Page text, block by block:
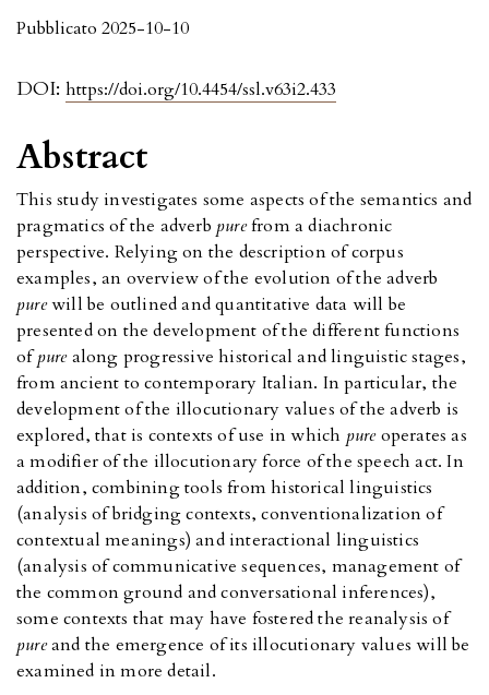
DOI: https://doi.org/10.4454/ssl.v63i2.433
Pubblicato 2025-10-10
Abstract
This study investigates some aspects of the semantics and
pragmatics of the adverb purefrom a diachronic
perspective. Relying on the description of corpus
examples, an overview of the evolution of the adverb
purewill be outlined and quantitative data will be
presented on the development of the different functions
ofpurealong progressive historical and linguistic stages,
from ancient to contemporary Italian. In particular, the
development of the illocutionary values of the adverb is
explored, that is contexts of use in which pureoperates as
a modifier of the illocutionary force of the speech act. In
addition, combining tools from historical linguistics
(analysis of bridging contexts, conventionalization of
contextual meanings) and interactional linguistics
(analysis of communicative sequences, management of
the common ground and conversational inferences),
some contexts that may have fostered the reanalysis of
pureand the emergence of its illocutionary values will be
examined in more detail.